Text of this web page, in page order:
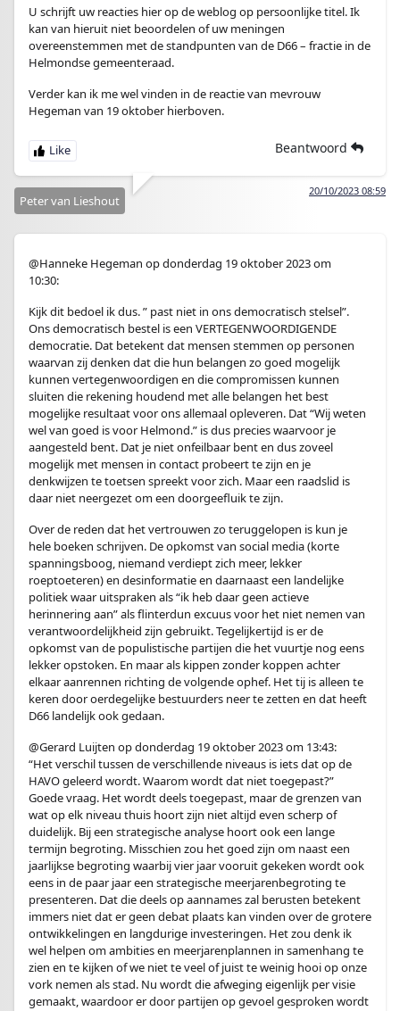
U schrijft uw reacties hier op de weblog op persoonlijke titel. Ik
kan van hieruit niet beoordelen of uw meningen
overeenstemmen met de standpunten van de D66 – fractie in de
Helmondse gemeenteraad.
Verder kan ik me wel vinden in de reactie van mevrouw
Hegeman van 19 oktober hierboven.
Beantwoord
20/10/2023 08:59
Peter van Lieshout
@Hanneke Hegeman op donderdag 19 oktober 2023 om
10:30:
Kijk dit bedoel ik dus. ” past niet in ons democratisch stelsel”.
Ons democratisch bestel is een VERTEGENWOORDIGENDE
democratie. Dat betekent dat mensen stemmen op personen
waarvan zij denken dat die hun belangen zo goed mogelijk
kunnen vertegenwoordigen en die compromissen kunnen
sluiten die rekening houdend met alle belangen het best
mogelijke resultaat voor ons allemaal opleveren. Dat “Wij weten
wel van goed is voor Helmond.” is dus precies waarvoor je
aangesteld bent. Dat je niet onfeilbaar bent en dus zoveel
mogelijk met mensen in contact probeert te zijn en je
denkwijzen te toetsen spreekt voor zich. Maar een raadslid is
daar niet neergezet om een doorgeefluik te zijn.
Over de reden dat het vertrouwen zo teruggelopen is kun je
hele boeken schrijven. De opkomst van social media (korte
spanningsboog, niemand verdiept zich meer, lekker
roeptoeteren) en desinformatie en daarnaast een landelijke
politiek waar uitspraken als “ik heb daar geen actieve
herinnering aan” als flinterdun excuus voor het niet nemen van
verantwoordelijkheid zijn gebruikt. Tegelijkertijd is er de
opkomst van de populistische partijen die het vuurtje nog eens
lekker opstoken. En maar als kippen zonder koppen achter
elkaar aanrennen richting de volgende ophef. Het tij is alleen te
keren door oerdegelijke bestuurders neer te zetten en dat heeft
D66 landelijk ook gedaan.
@Gerard Luijten op donderdag 19 oktober 2023 om 13:43:
“Het verschil tussen de verschillende niveaus is iets dat op de
HAVO geleerd wordt. Waarom wordt dat niet toegepast?”
Goede vraag. Het wordt deels toegepast, maar de grenzen van
wat op elk niveau thuis hoort zijn niet altijd even scherp of
duidelijk. Bij een strategische analyse hoort ook een lange
termijn begroting. Misschien zou het goed zijn om naast een
jaarlijkse begroting waarbij vier jaar vooruit gekeken wordt ook
eens in de paar jaar een strategische meerjarenbegroting te
presenteren. Dat die deels op aannames zal berusten betekent
immers niet dat er geen debat plaats kan vinden over de grotere
ontwikkelingen en langdurige investeringen. Het zou denk ik
wel helpen om ambities en meerjarenplannen in samenhang te
zien en te kijken of we niet te veel of juist te weinig hooi op onze
vork nemen als stad. Nu wordt die afweging eigenlijk per visie
gemaakt, waardoor er door partijen op gevoel gesproken wordt